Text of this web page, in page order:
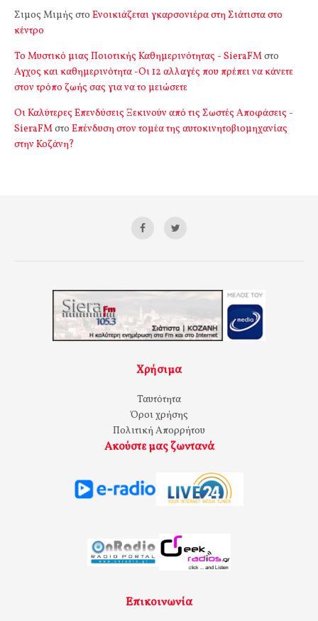
Σιμος Μιμής στο Ενοικιάζεται γκαρσονιέρα στη Σιάτιστα στο
κέντρο
Το Μυστικό μιας Ποιοτικής Καθημερινότητας - SieraFMστο
Αγχος και καθημερινότητα -Οι 12 αλλαγές που πρέπει να κάνετε
στον τρόπο ζωής σας για να το μειώσετε
Οι Καλύτερες Επενδύσεις Ξεκινούν από τις Σωστές Αποφάσεις -
SieraFMστο Επένδυση στον τομέα της αυτοκινητοβιομηχανίας
στην Κοζάνη?
Χρήσιμα
Ταυτότητα
Όροι χρήσης
Πολιτική Απορρήτου
Ακούστε μας ζωντανά
Επικοινωνία